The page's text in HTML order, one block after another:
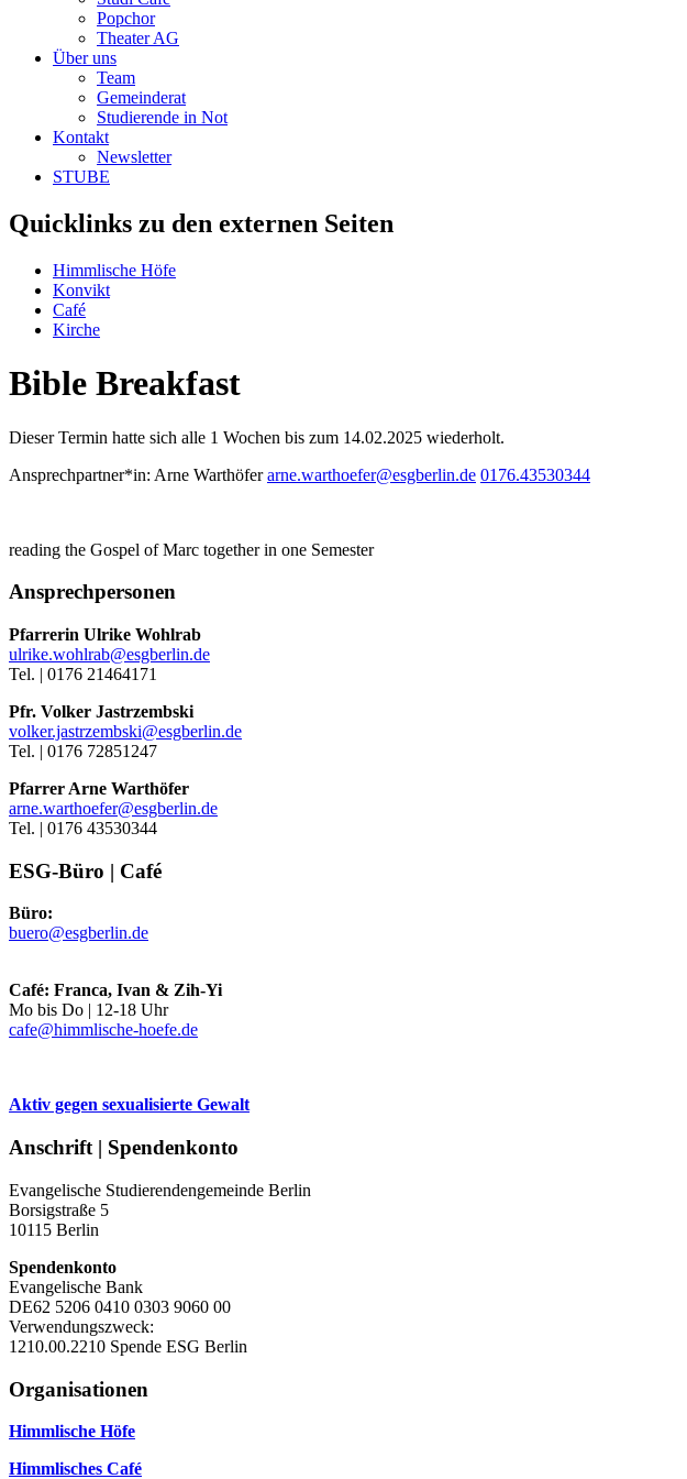
Popchor
Theater AG
Über uns
Team
Gemeinderat
Studierende in Not
Kontakt
Newsletter
STUBE
Quicklinks zu den externen Seiten
Himmlische Höfe
Konvikt
Café
Kirche
Bible Breakfast
Dieser Termin hatte sich alle 1 Wochen bis zum 14.02.2025 wiederholt.
Ansprechpartner*in: Arne Warthöfer arne.warthoefer@esgberlin.de 0176.43530344
reading the Gospel of Marc together in one Semester
Ansprechpersonen
Pfarrerin Ulrike Wohlrab
ulrike.wohlrab@esgberlin.de
Tel. | 0176 21464171
Pfr. Volker Jastrzembski
volker.jastrzembski@esgberlin.de
Tel. | 0176 72851247
Pfarrer Arne Warthöfer
arne.warthoefer@esgberlin.de
Tel. | 0176 43530344
ESG-Büro | Café
Büro:
buero@esgberlin.de
Café: Franca, Ivan & Zih-Yi
Mo bis Do | 12-18 Uhr
cafe@himmlische-hoefe.de
Aktiv gegen sexualisierte Gewalt
Anschrift | Spendenkonto
Evangelische Studierendengemeinde Berlin
Borsigstraße 5
10115 Berlin
Spendenkonto
Evangelische Bank
DE62 5206 0410 0303 9060 00
Verwendungszweck:
1210.00.2210 Spende ESG Berlin
Organisationen
Himmlische Höfe
Himmlisches Café